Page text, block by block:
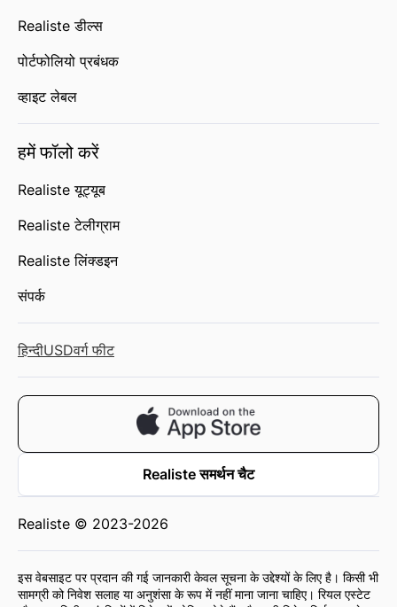
Realiste डील्स
पोर्टफोलियो प्रबंधक
व्हाइट लेबल
हमें फॉलो करें
Realiste यूट्यूब
Realiste टेलीग्राम
Realiste लिंक्डइन
संपर्क
हिन्दीUSDवर्ग फीट
Realiste समर्थन चैट
Realiste © 2023-2026
इस वेबसाइट पर प्रदान की गई जानकारी केवल सूचना के उद्देश्यों के लिए है। किसी भी
सामग्री को निवेश सलाह या अनुशंसा के रूप में नहीं माना जाना चाहिए। रियल एस्टेट